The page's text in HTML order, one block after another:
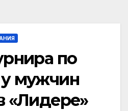
по
мужчин
«Лидере»